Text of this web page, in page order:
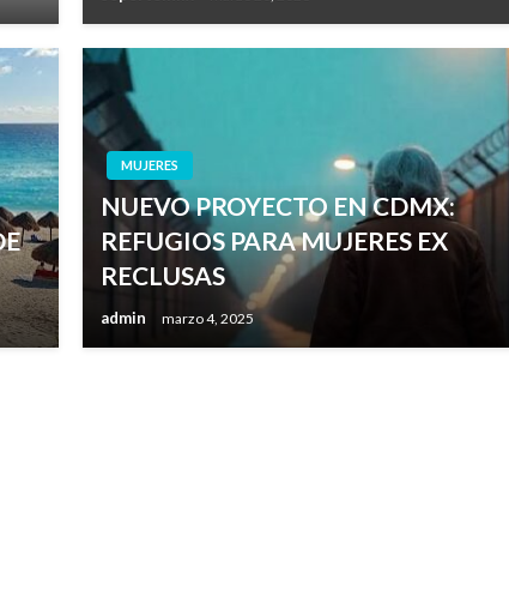
MUJERES
NUEVO PROYECTO EN CDMX:
REFUGIOS PARA MUJERES EX
RECLUSAS
admin marzo 4, 2025